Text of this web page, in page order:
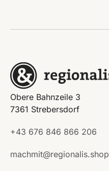
Obere Bahnzeile 3
7361 Strebersdorf
+43 676 846 866 206
machmit@regionalis.shop